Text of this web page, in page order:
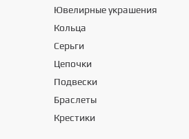
Ювелирные украшения
Кольца
Серьги
Цепочки
Подвески
Браслеты
Крестики